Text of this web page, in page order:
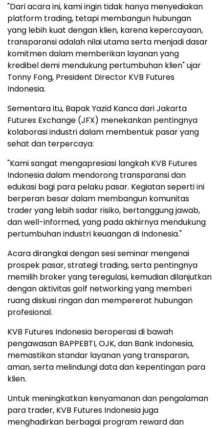
"Dari acara ini, kami ingin tidak hanya menyediakan
platform trading, tetapi membangun hubungan
yang lebih kuat dengan klien, karena kepercayaan,
transparansi adalah nilai utama serta menjadi dasar
komitmen dalam memberikan layanan yang
kredibel demi mendukung pertumbuhan klien" ujar
Tonny Fong, President Director KVB Futures
Indonesia.
Sementara itu, Bapak Yazid Kanca dari Jakarta
Futures Exchange (JFX) menekankan pentingnya
kolaborasi industri dalam membentuk pasar yang
sehat dan terpercaya:
"Kami sangat mengapresiasi langkah KVB Futures
Indonesia dalam mendorong transparansi dan
edukasi bagi para pelaku pasar. Kegiatan seperti ini
berperan besar dalam membangun komunitas
trader yang lebih sadar risiko, bertanggung jawab,
dan well-informed, yang pada akhirnya mendukung
pertumbuhan industri keuangan di Indonesia."
Acara dirangkai dengan sesi seminar mengenai
prospek pasar, strategi trading, serta pentingnya
memilih broker yang teregulasi, kemudian dilanjutkan
dengan aktivitas golf networking yang memberi
ruang diskusi ringan dan mempererat hubungan
profesional.
KVB Futures Indonesia beroperasi di bawah
pengawasan BAPPEBTI, OJK, dan Bank Indonesia,
memastikan standar layanan yang transparan,
aman, serta melindungi data dan kepentingan para
klien.
Untuk meningkatkan kenyamanan dan pengalaman
para trader, KVB Futures Indonesia juga
menghadirkan berbagai program reward dan